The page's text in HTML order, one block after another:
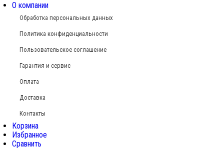
О компании
Обработка персональных данных
Политика конфиденциальности
Пользовательское соглашение
Гарантия и сервис
Оплата
Доставка
Контакты
Корзина
Избранное
Сравнить